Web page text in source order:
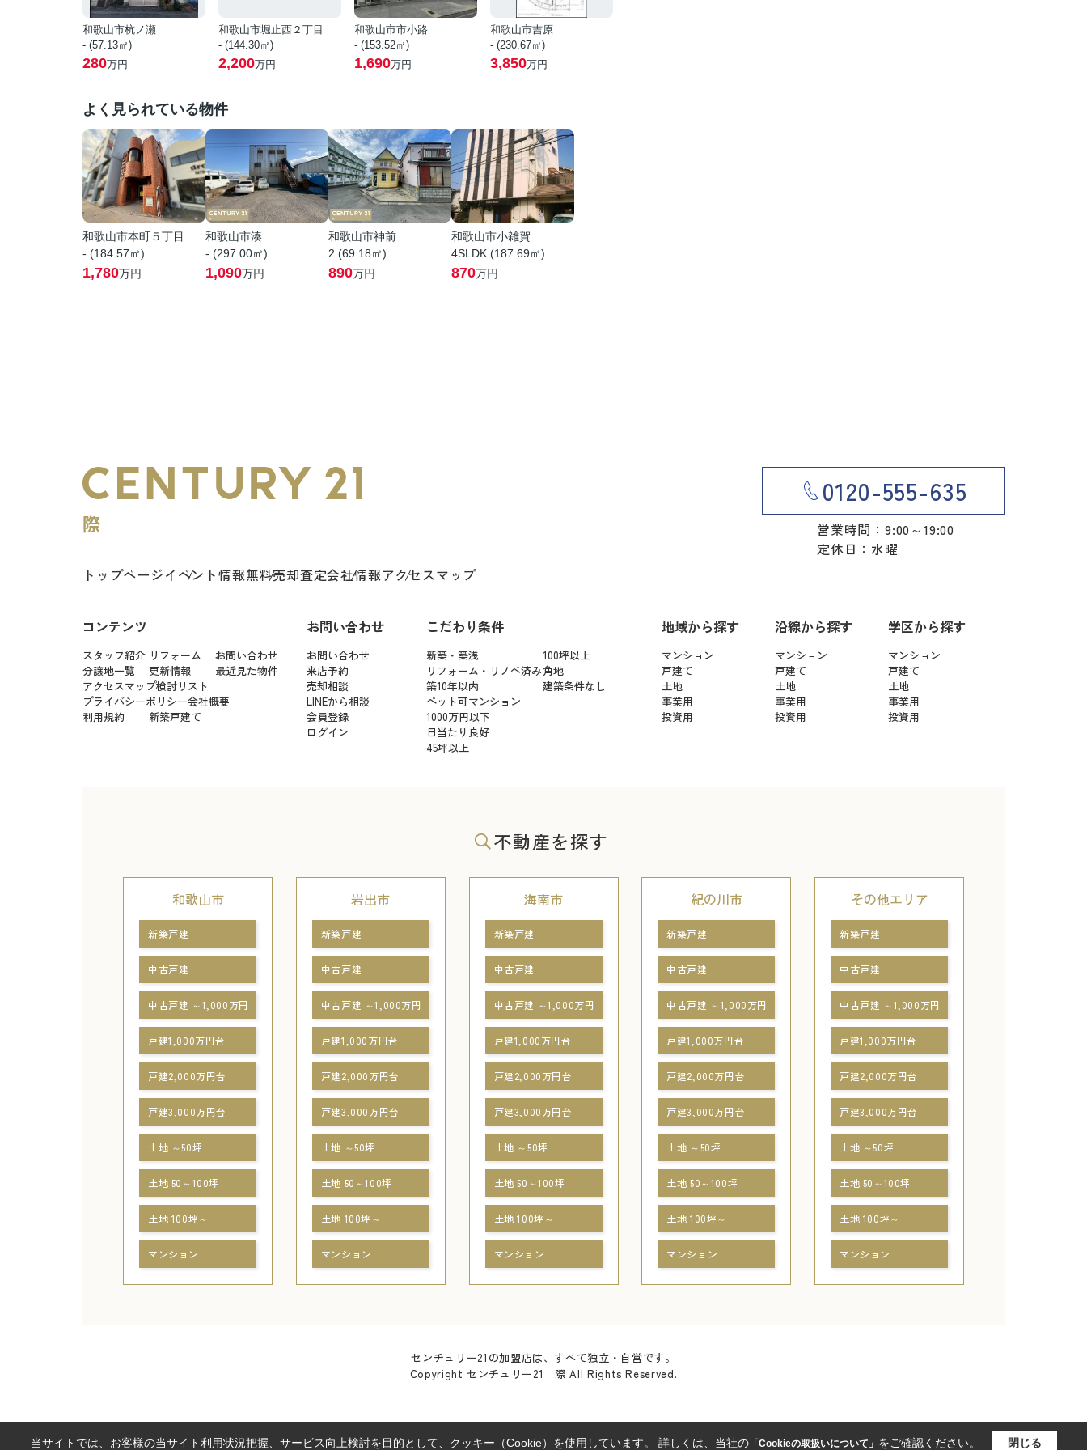
和歌山市杭ノ瀬
- (57.13㎡)
280万円
和歌山市堀止西２丁目
- (144.30㎡)
2,200万円
和歌山市市小路
- (153.52㎡)
1,690万円
和歌山市吉原
- (230.67㎡)
3,850万円
よく見られている物件
和歌山市本町５丁目
- (184.57㎡)
1,780万円
和歌山市湊
- (297.00㎡)
1,090万円
和歌山市神前
2 (69.18㎡)
890万円
和歌山市小雑賀
4SLDK (187.69㎡)
870万円
トップページイベント情報無料売却査定会社情報アクセスマップ
0120-555-635
営業時間：9:00～19:00
定休日：水曜
コンテンツ
スタッフ紹介 リフォーム
お問い合わせ
分譲地一覧
更新情報
最近見た物件
アクセスマップ検討リスト
プライバシーポリシー会社概要
利用規約
新築戸建て
お問い合わせ
お問い合わせ
来店予約
売却相談
LINEから相談
会員登録
ログイン
こだわり条件
新築・築浅
100坪以上
リフォーム・リノベ済み角地
築10年以内
建築条件なし
ペット可マンション
1000万円以下
日当たり良好
45坪以上
地域から探す
マンション
戸建て
土地
事業用
投資用
沿線から探す
マンション
戸建て
土地
事業用
投資用
学区から探す
マンション
戸建て
土地
事業用
投資用
不動産を探す
和歌山市
新築戸建
中古戸建
中古戸建 ～1,000万円
戸建1,000万円台
戸建2,000万円台
戸建3,000万円台
土地 ～50坪
土地 50～100坪
土地 100坪～
マンション
岩出市
新築戸建
中古戸建
中古戸建 ～1,000万円
戸建1,000万円台
戸建2,000万円台
戸建3,000万円台
土地 ～50坪
土地 50～100坪
土地 100坪～
マンション
海南市
新築戸建
中古戸建
中古戸建 ～1,000万円
戸建1,000万円台
戸建2,000万円台
戸建3,000万円台
土地 ～50坪
土地 50～100坪
土地 100坪～
マンション
紀の川市
新築戸建
中古戸建
中古戸建 ～1,000万円
戸建1,000万円台
戸建2,000万円台
戸建3,000万円台
土地 ～50坪
土地 50～100坪
土地 100坪～
マンション
その他エリア
新築戸建
中古戸建
中古戸建 ～1,000万円
戸建1,000万円台
戸建2,000万円台
戸建3,000万円台
土地 ～50坪
土地 50～100坪
土地 100坪～
マンション
センチュリー21の加盟店は、すべて独立・自営です。
Copyright センチュリー21 際 All Rights Reserved.
当サイトでは、お客様の当サイト利用状況把握、サービス向上検討を目的として、クッキー（Cookie）を使用しています。 詳しくは、当社の「Cookieの取扱いについて」 をご確認ください。 閉じる